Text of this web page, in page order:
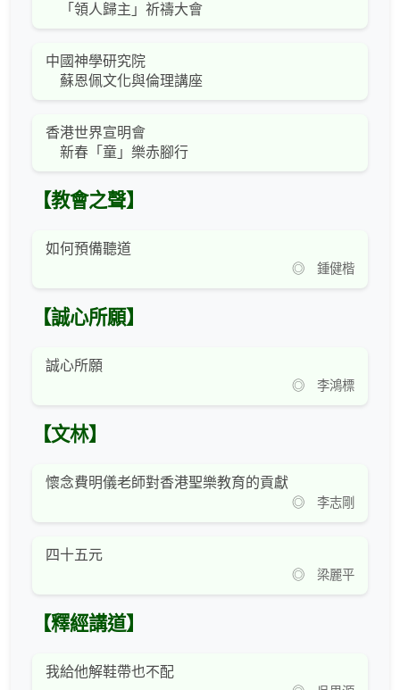
「領人歸主」祈禱大會
中國神學研究院
蘇恩佩文化與倫理講座
香港世界宣明會
新春「童」樂赤腳行
【教會之聲】
如何預備聽道
◎ 鍾健楷
【誠心所願】
誠心所願
◎ 李鴻標
【文林】
懷念費明儀老師對香港聖樂教育的貢獻
◎ 李志剛
四十五元
◎ 梁麗平
【釋經講道】
我給他解鞋帶也不配